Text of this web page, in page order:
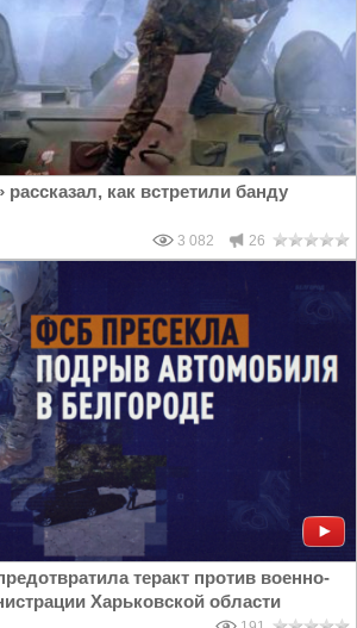
как встретили банду
3 082 26
теракт против военно-
Харьковской области